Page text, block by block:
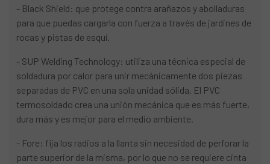
- Black Shield: que protege contra arañazos y abolladuras
para que puedas cargarla con fuerza a través de jardines de
rocas y pistas de esquí.
- SUP Welding Technology: utiliza una técnica especial de
soldadura por calor para unir mecánicamente dos piezas
separadas de PVC en una sola unidad sólida. El PVC
termosoldado crea una unión mecánica que es más fuerte,
dura más y es mejor para el medio ambiente.
- Fore: fija los radios a la llanta sin necesidad de perforar la
parte superior de la misma, por lo que no se requiere cinta